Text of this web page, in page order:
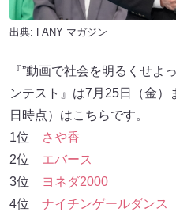
出典: FANY マガジン
『”動画で社会を明るくせよ
ンテスト』は7月25日（金
日時点）はこちらです。
1位
さや香
2位 エバース
3位
ヨネダ2000
4位 ナイチンゲールダンス